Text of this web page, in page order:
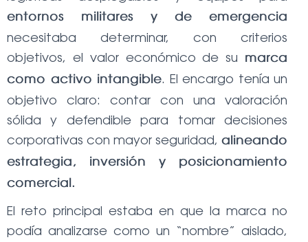
entornos militares y de emergencia
necesitaba determinar, con criterios
objetivos, el valor económico de su
marca
como activo intangible. El encargo tenía un
objetivo claro: contar con una valoración
sólida y defendible para tomar decisiones
corporativas con mayor seguridad, alineando
estrategia, inversión y posicionamiento
comercial.
El reto principal estaba en que la marca no
podía analizarse como un “nombre” aislado,